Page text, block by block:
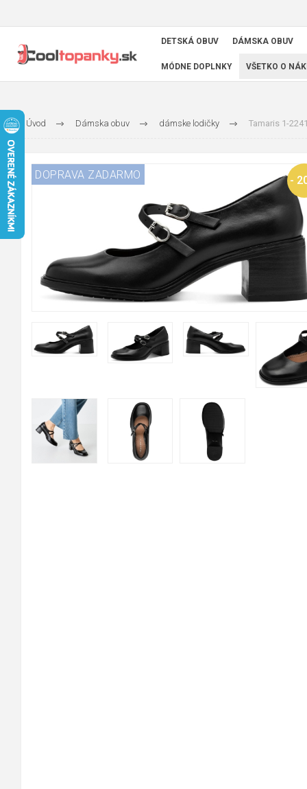
DETSKÁ OBUV DÁMSKA OBUV
MÓDNE DOPLNKY VŠETKO O
Úvod Dámska obuv dámske lodičky Tamaris 1-
-
DOPRAVA ZADARMO